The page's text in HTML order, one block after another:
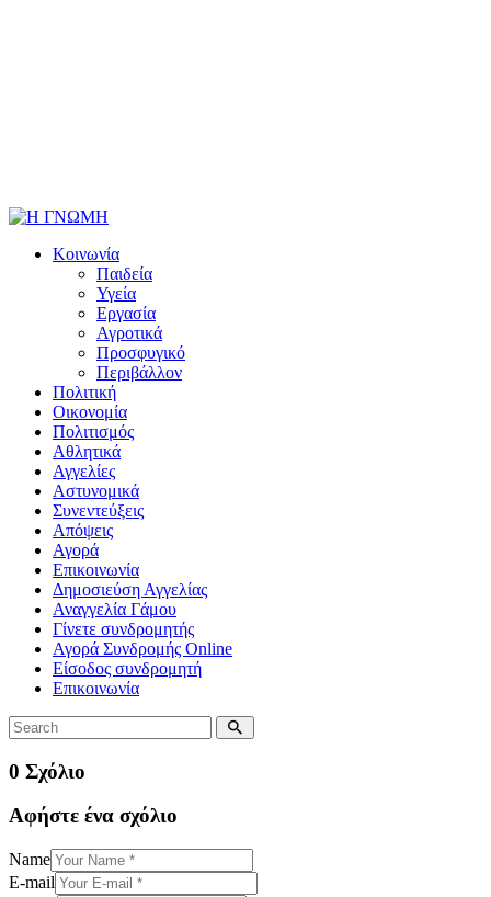
Κοινωνία
Παιδεία
Υγεία
Εργασία
Αγροτικά
Προσφυγικό
Περιβάλλον
Πολιτική
Οικονομία
Πολιτισμός
Αθλητικά
Αγγελίες
Αστυνομικά
Συνεντεύξεις
Απόψεις
Αγορά
Επικοινωνία
Δημοσιεύση Αγγελίας
Αναγγελία Γάμου
Γίνετε συνδρομητής
Αγορά Συνδρομής Online
Είσοδος συνδρομητή
Επικοινωνία
0 Σχόλιο
Αφήστε ένα σχόλιο
Name
E-mail